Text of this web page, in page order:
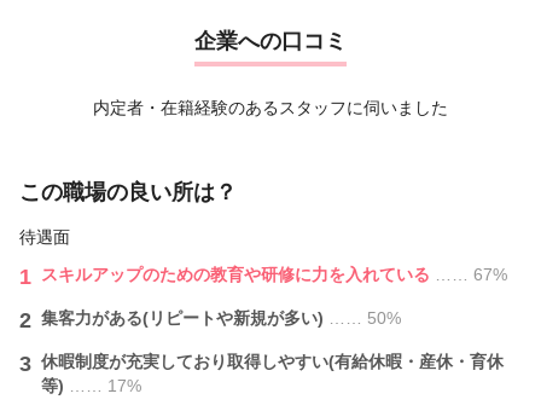
い価格設定にしております
企業への口コミ
内定者・在籍経験のあるスタッフに伺いました
この職場の良い所は？
待遇面
1 スキルアップのための教育や研修に力を入れている …… 67%
2 集客力がある(リピートや新規が多い) …… 50%
3 休暇制度が充実しており取得しやすい(有給休暇・産休・育休
等)
…… 17%